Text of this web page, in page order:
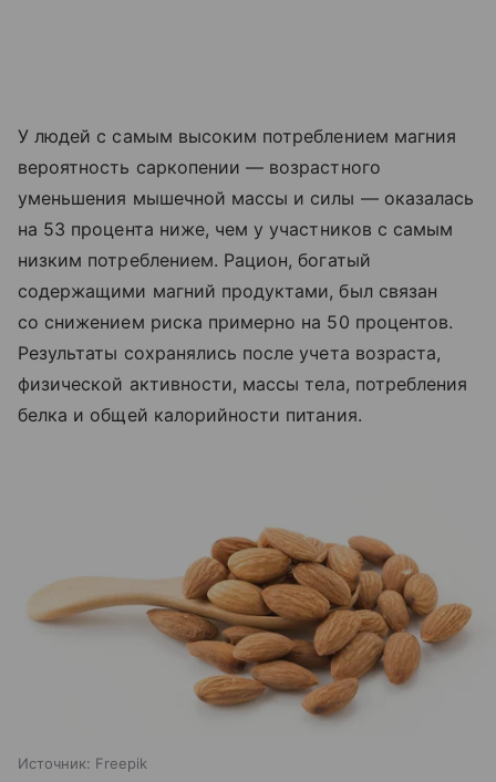
У людей с самым высоким потреблением магния
вероятность саркопении — возрастного
уменьшения мышечной массы и силы — оказалась
на 53 процента ниже, чем у участников с самым
низким потреблением. Рацион, богатый
содержащими магний продуктами, был связан
со снижением риска примерно на 50 процентов.
Результаты сохранялись после учета возраста,
физической активности, массы тела, потребления
белка и общей калорийности питания.
Источник: Freepik